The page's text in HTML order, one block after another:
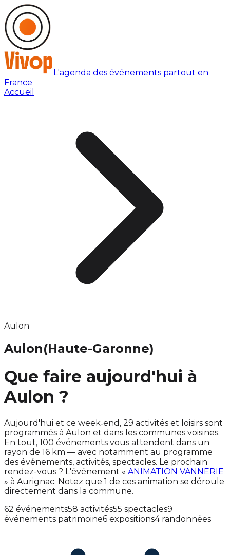
L'agenda des événements partout en
France
Accueil
Aulon
Aulon(Haute-Garonne)
Que faire aujourd'hui à
Aulon ?
Aujourd'hui et ce week‑end, 29 activités et loisirs sont
programmés à Aulon et dans les communes voisines.
En tout, 100 événements vous attendent dans un
rayon de 16 km — avec notamment au programme
des événements, activités, spectacles. Le prochain
rendez-vous ? L'événement « ANIMATION VANNERIE
» à Aurignac. Notez que 1 de ces animation se déroule
directement dans la commune.
62 événements58 activités55 spectacles9
événements patrimoine6 expositions4 randonnées